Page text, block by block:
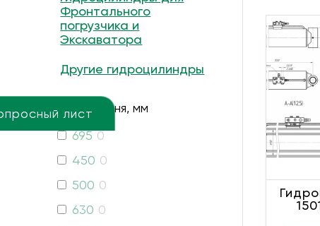
лист
Фронтального
погрузчика и
Экскаватора
Другие гидроцилиндры
Ход поршня, мм
695 0
450 0
500 0
630 0